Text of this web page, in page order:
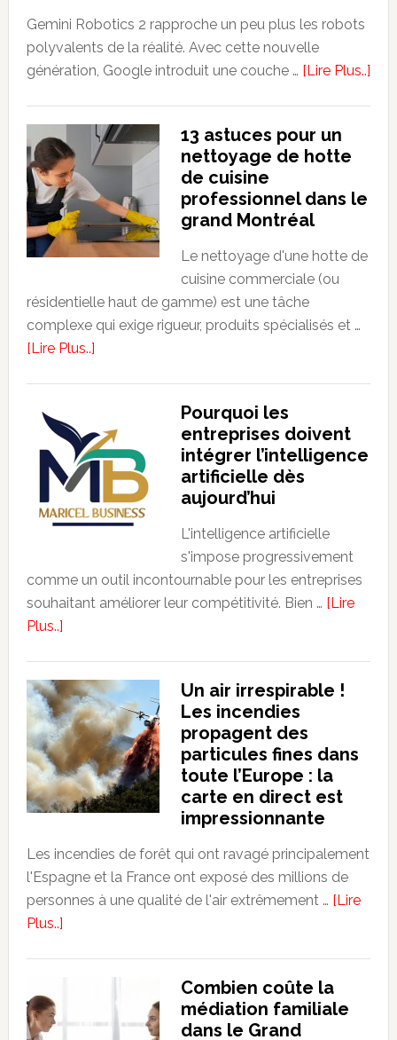
passif
Gemini Robotics 2 rapproche un peu plus les robots
polyvalents de la réalité. Avec cette nouvelle
génération, Google introduit une couche … [Lire Plus..]
13 astuces pour un
nettoyage de hotte
de cuisine
professionnel dans le
grand Montréal
Le nettoyage d'une hotte de
cuisine commerciale (ou
résidentielle haut de gamme) est une tâche
complexe qui exige rigueur, produits spécialisés et …
[Lire Plus..]about
un
nettoyage
hotte
de
professionnel
dans
Pourquoi les
entreprises doivent
intégrer l’intelligence
artificielle dès
aujourd’hui
L'intelligence artificielle
s'impose progressivement
comme un outil incontournable pour les entreprises
souhaitant améliorer leur compétitivité. Bien … [Lire
Plus..]about
entreprises
doivent
intégrer
l’intelligence
artificielle
dès
Un air irrespirable !
Les incendies
propagent des
particules fines dans
toute l’Europe : la
carte en direct est
impressionnante
Les incendies de forêt qui ont ravagé principalement
l'Espagne et la France ont exposé des millions de
personnes à une qualité de l'air extrêmement … [Lire
Plus..]about
Combien coûte la
médiation familiale
dans le Grand